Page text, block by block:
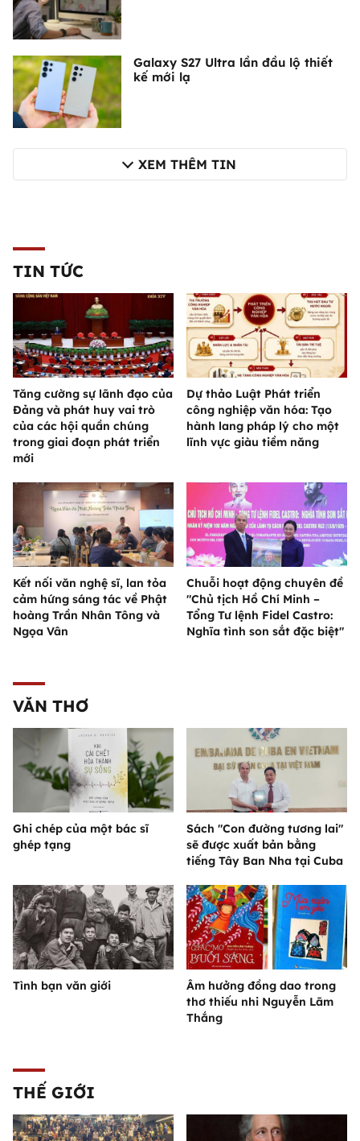
Galaxy S27 Ultra lần đầu lộ thiết
kế mới lạ
XEM THÊM TIN
TIN TỨC
Tăng cường sự lãnh đạo của
Đảng và phát huy vai trò
của các hội quần chúng
trong giai đoạn phát triển
mới
Dự thảo Luật Phát triển
công nghiệp văn hóa: Tạo
hành lang pháp lý cho một
lĩnh vực giàu tiềm năng
Kết nối văn nghệ sĩ, lan tỏa
cảm hứng sáng tác về Phật
hoàng Trần Nhân Tông và
Ngọa Vân
Chuỗi hoạt động chuyên đề
"Chủ tịch Hồ Chí Minh –
Tổng Tư lệnh Fidel Castro:
Nghĩa tình son sắt đặc biệt"
VĂN THƠ
Ghi chép của một bác sĩ
ghép tạng
Sách "Con đường tương lai"
sẽ được xuất bản bằng
tiếng Tây Ban Nha tại Cuba
Tình bạn văn giới
Âm hưởng đồng dao trong
thơ thiếu nhi Nguyễn Lãm
Thắng
THẾ GIỚI